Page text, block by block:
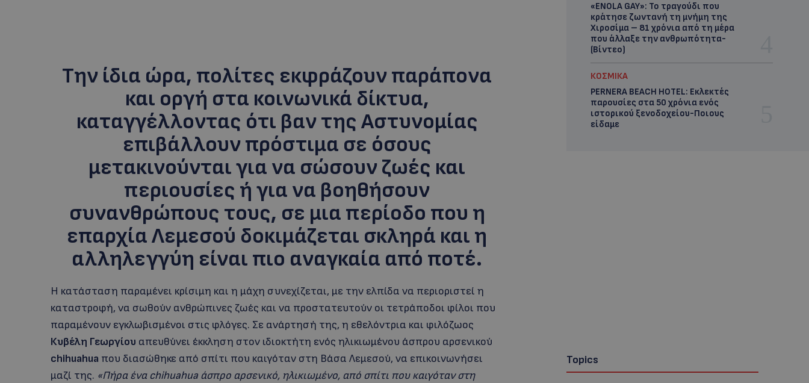
Την ίδια ώρα, πολίτες εκφράζουν παράπονα
και οργή στα κοινωνικά δίκτυα,
καταγγέλλοντας ότι βαν της Αστυνομίας
επιβάλλουν πρόστιμα σε όσους
μετακινούνται για να σώσουν ζωές και
περιουσίες ή για να βοηθήσουν
συνανθρώπους τους, σε μια περίοδο που η
επαρχία Λεμεσού δοκιμάζεται σκληρά και η
αλληλεγγύη είναι πιο αναγκαία από ποτέ.
Η κατάσταση παραμένει κρίσιμη και η μάχη συνεχίζεται, με την ελπίδα να περιοριστεί η
καταστροφή, να σωθούν ανθρώπινες ζωές και να προστατευτούν οι τετράποδοι φίλοι που
παραμένουν εγκλωβισμένοι στις φλόγες. Σε ανάρτησή της, η εθελόντρια και φιλόζωος
Κυβέλη Γεωργίου απευθύνει έκκληση στον ιδιοκτήτη ενός ηλικιωμένου άσπρου αρσενικού
chihuahua που διασώθηκε από σπίτι που καιγόταν στη Βάσα Λεμεσού, να επικοινωνήσει
μαζί της. «Πήρα ένα chihuahua άσπρο αρσενικό, ηλικιωμένο, από σπίτι που καιγόταν στη
«ENOLA GAY»: Το τραγούδι που
κράτησε ζωντανή τη μνήμη της
Χιροσίμα – 81 χρόνια από τη μέρα
που άλλαξε την ανθρωπότητα-
(Bίντεο)
ΚΟΣΜΙΚΑ
PERNERA BEACH HOTEL: Εκλεκτές
παρουσίες στα 50 χρόνια ενός
ιστορικού ξενοδοχείου-Ποιους
είδαμε
Topics